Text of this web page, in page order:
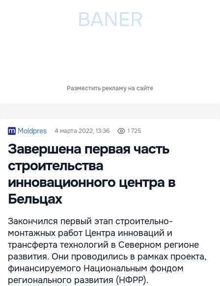
Разместить рекламу на сайте
Moldpres 4 марта 2022, 13:36 1 725
Завершена первая часть
строительства
инновационного центра в
Бельцах
Закончился первый этап строительно-
монтажных работ Центра инноваций и
трансферта технологий в Северном регионе
развития. Они проводились в рамках проекта,
финансируемого Национальным фондом
регионального развития (НФРР).